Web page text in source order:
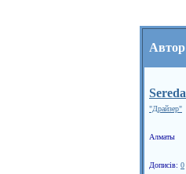
Автор
Sereda
"Драйзер"
Алматы
Дописів: 0